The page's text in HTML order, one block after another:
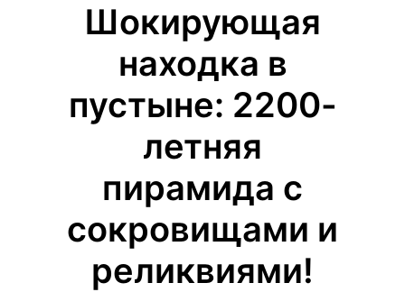
Шокирующая
находка в
пустыне: 2200-
летняя
пирамида с
сокровищами и
реликвиями!